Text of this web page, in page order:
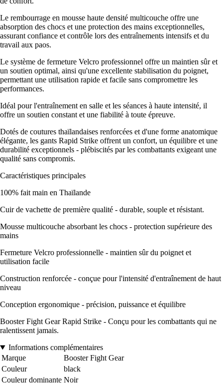
Le rembourrage en mousse haute densité multicouche offre une
absorption des chocs et une protection des mains exceptionnelles,
assurant confiance et contrôle lors des entraînements intensifs et du
travail aux paos.
Le système de fermeture Velcro professionnel offre un maintien sûr et
un soutien optimal, ainsi qu'une excellente stabilisation du poignet,
permettant une utilisation rapide et facile sans compromettre les
performances.
Idéal pour l'entraînement en salle et les séances à haute intensité, il
offre un soutien constant et une fiabilité à toute épreuve.
Dotés de coutures thaïlandaises renforcées et d'une forme anatomique
élégante, les gants Rapid Strike offrent un confort, un équilibre et une
durabilité exceptionnels - plébiscités par les combattants exigeant une
qualité sans compromis.
Caractéristiques principales
100% fait main en Thaïlande
Cuir de vachette de première qualité - durable, souple et résistant.
Mousse multicouche absorbant les chocs - protection supérieure des
mains
Fermeture Velcro professionnelle - maintien sûr du poignet et
utilisation facile
Construction renforcée - conçue pour l'intensité d'entraînement de haut
niveau
Conception ergonomique - précision, puissance et équilibre
Booster Fight Gear Rapid Strike - Conçu pour les combattants qui ne
ralentissent jamais.
Informations complémentaires
Marque
Booster Fight Gear
Couleur
black
Couleur dominante Noir